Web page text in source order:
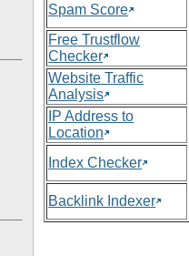
Spam Score
Free Trustflow
Checker
Website Traffic
Analysis
IP Address to
Location
Index Checker
Backlink Indexer